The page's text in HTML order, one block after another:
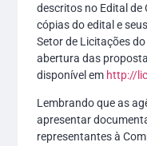
descritos no Edital
cópias do edital e
Setor de Licitações
abertura das
disponível em http://
Lembrando que as
apresentar
representantes à